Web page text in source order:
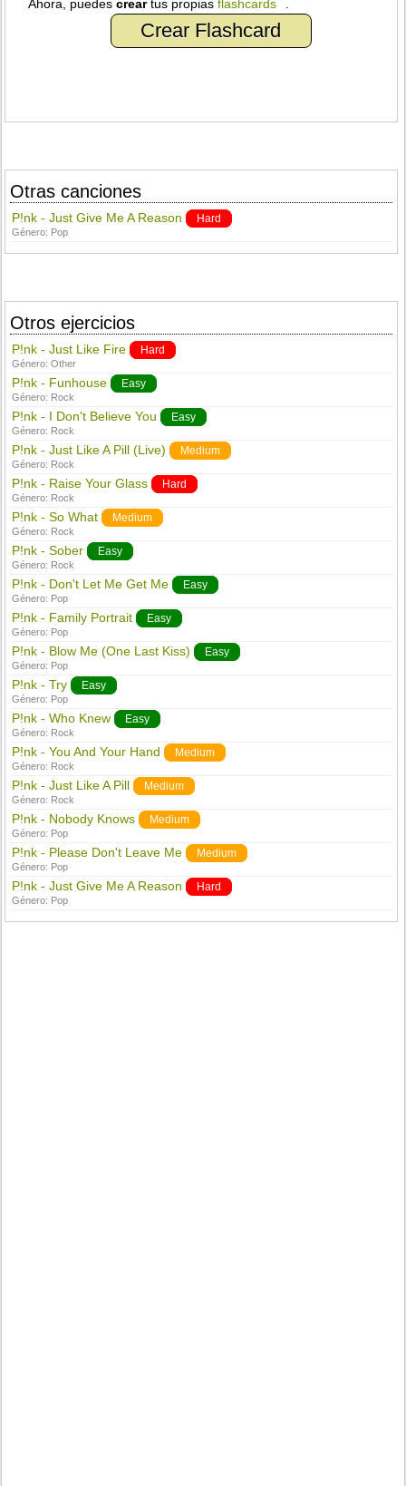
Ahora, puedescreartus propiasflashcards
Crear Flashcard
Otras canciones
P!nk - Just Give Me A Reason Hard
Género: Pop
Otros ejercicios
P!nk - Just Like Fire Hard
Género:Other
P!nk - Funhouse Easy
Género: Rock
P!nk - I Don't Believe You Easy
Género: Rock
P!nk - Just Like A Pill (Live) Medium
Género: Rock
P!nk - Raise Your Glass Hard
Género: Rock
P!nk - So What Medium
Género: Rock
P!nk - Sober Easy
Género: Rock
P!nk - Don't Let Me Get Me Easy
Género: Pop
P!nk - Family Portrait Easy
Género: Pop
P!nk - Blow Me (One Last Kiss) Easy
Género: Pop
P!nk - Try Easy
Género: Pop
P!nk - Who Knew Easy
Género: Rock
P!nk - You And Your Hand Medium
Género: Rock
P!nk - Just Like A Pill Medium
Género: Rock
P!nk - Nobody Knows Medium
Género: Pop
P!nk - Please Don't Leave Me Medium
Género: Pop
P!nk - Just Give Me A Reason Hard
Género: Pop